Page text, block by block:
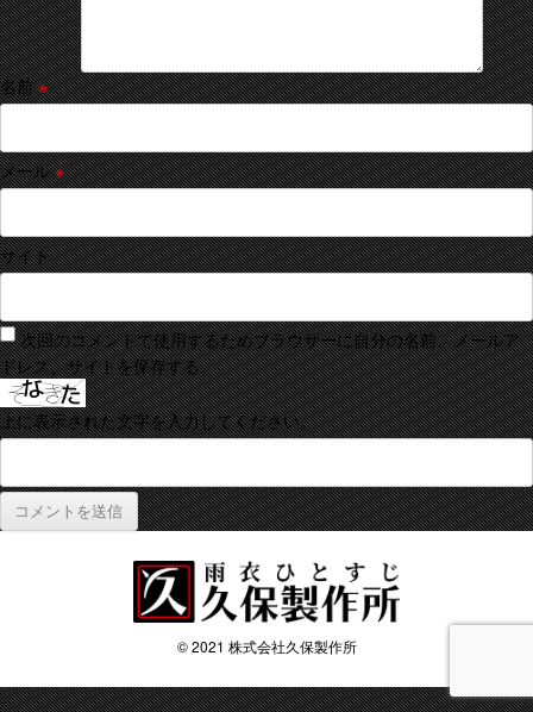
名前※
メール※
サイト
次回のコメントで使用するためブラウザーに自分の名前、メールア
ドレス、サイトを保存する。
上に表示された文字を入力してください。
© 2021 株式会社久保製作所
-